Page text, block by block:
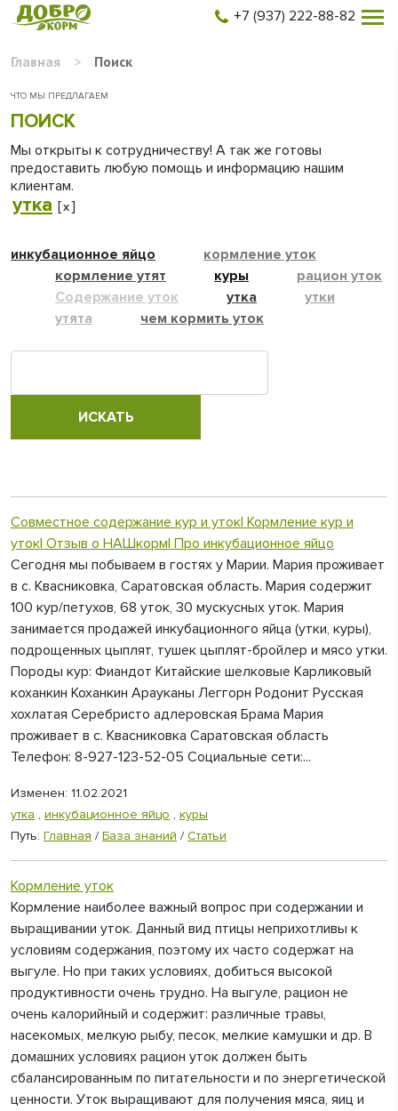
+7 (937) 222-88-82
Главная > Поиск
ЧТО МЫ ПРЕДЛАГАЕМ
ПОИСК
Мы открыты к сотрудничеству! А так же готовы
предоставить любую помощь и информацию нашим
клиентам.
утка [x]
инкубационное яйцо
кормление уток
кормление утят
куры
рацион уток
Содержание уток
утка
утки
утята
чем кормить уток
Совместное содержание кур и уток| Кормление кур и
уток| Отзыв о НАШкорм| Про инкубационное яйцо
Сегодня мы побываем в гостях у Марии. Мария проживает
в с. Квасниковка, Саратовская область. Мария содержит
100 кур/петухов, 68 уток, 30 мускусных уток. Мария
занимается продажей инкубационного яйца (утки, куры),
подрощенных цыплят, тушек цыплят-бройлер и мясо утки.
Породы кур: Фиандот Китайские шелковые Карликовый
коханкин Коханкин Арауканы Леггорн Родонит Русская
хохлатая Серебристо адлеровская Брама Мария
проживает в с. Квасниковка Саратовская область
Телефон: 8-927-123-52-05 Социальные сети:...
Изменен: 11.02.2021
утка , инкубационное яйцо , куры
Путь: Главная / База знаний / Статьи
Кормление уток
Кормление наиболее важный вопрос при содержании и
выращивании уток. Данный вид птицы неприхотливы к
условиям содержания, поэтому их часто содержат на
выгуле. Но при таких условиях, добиться высокой
продуктивности очень трудно. На выгуле, рацион не
очень калорийный и содержит: различные травы,
насекомых, мелкую рыбу, песок, мелкие камушки и др. В
домашних условиях рацион уток должен быть
сбалансированным по питательности и по энергетической
ценности. Уток выращивают для получения мяса, яиц и